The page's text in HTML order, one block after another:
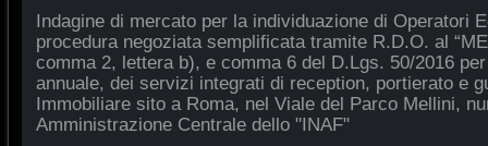
Indagine di mercato per la individuazione di Operatori
procedura negoziata semplificata tramite R.D.O. al
comma 2, lettera b), e comma 6 del D.Lgs. 50/2016
annuale, dei servizi integrati di reception, portierato e
Immobiliare sito a Roma, nel Viale del Parco Mellini,
Amministrazione Centrale dello "INAF"